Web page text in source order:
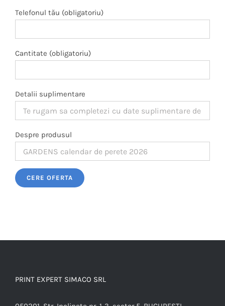
Telefonul tău (obligatoriu)
Cantitate (obligatoriu)
Detalii suplimentare
Despre produsul
Please leave this field empty.
PRINT EXPERT SIMACO SRL